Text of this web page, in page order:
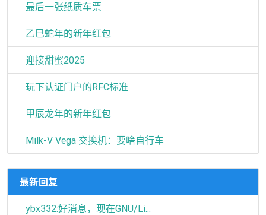
最后一张纸质车票
乙巳蛇年的新年红包
迎接甜蜜2025
玩下认证门户的RFC标准
甲辰龙年的新年红包
Milk-V Vega 交换机：要啥自行车
最新回复
ybx332:好消息，现在GNU/Li...